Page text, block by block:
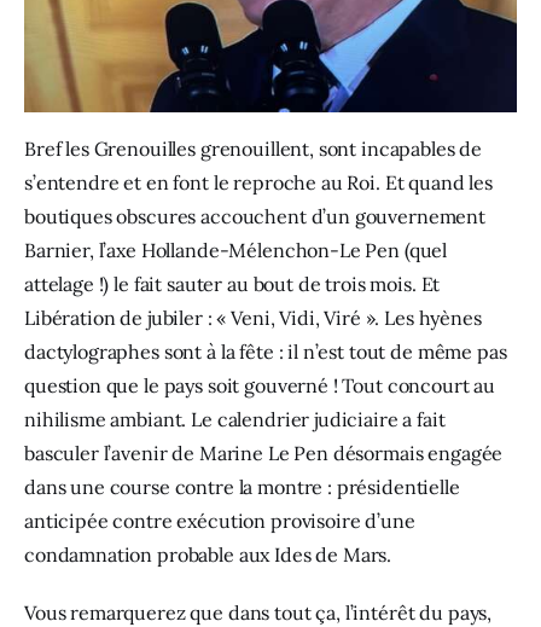
Bref les Grenouilles grenouillent, sont incapables de
s’entendre et en font le reproche au Roi. Et quand les
boutiques obscures accouchent d’un gouvernement
Barnier, l’axe Hollande-Mélenchon-Le Pen (quel
attelage !) le fait sauter au bout de trois mois. Et
Libération de jubiler : « Veni, Vidi, Viré ». Les hyènes
dactylographes sont à la fête : il n’est tout de même pas
question que le pays soit gouverné ! Tout concourt au
nihilisme ambiant. Le calendrier judiciaire a fait
basculer l’avenir de Marine Le Pen désormais engagée
dans une course contre la montre : présidentielle
anticipée contre exécution provisoire d’une
condamnation probable aux Ides de Mars.
Vous remarquerez que dans tout ça, l’intérêt du pays,